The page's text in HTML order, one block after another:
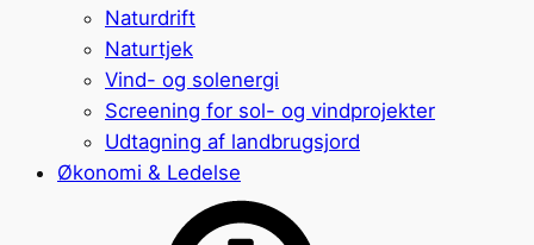
Naturdrift
Naturtjek
Vind- og solenergi
Screening for sol- og vindprojekter
Udtagning af landbrugsjord
Økonomi & Ledelse